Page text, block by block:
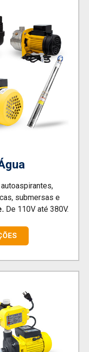
submersas e
De 110V até 380V.